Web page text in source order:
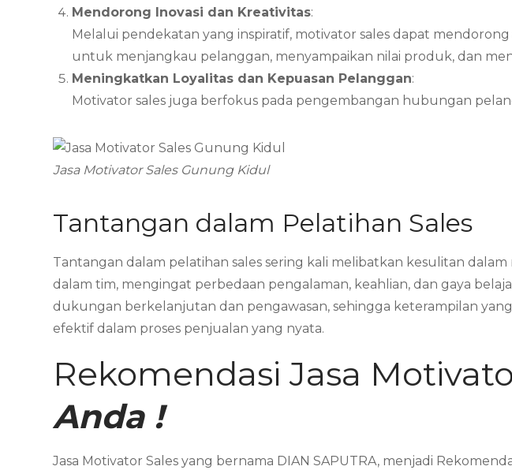
Mendorong Inovasi dan Kreativitas:
Melalui pendekatan yang inspiratif, motivator sales dapat
untuk menjangkau pelanggan, menyampaikan nilai produk, dan
Meningkatkan Loyalitas dan Kepuasan Pelanggan:
Motivator sales juga berfokus pada pengembangan hubungan
Jasa Motivator Sales Gunung Kidul
Tantangan dalam Pelatihan Sales
Tantangan dalam pelatihan sales sering kali melibatkan kesulitan
dalam tim, mengingat perbedaan pengalaman, keahlian, dan gaya
dukungan berkelanjutan dan pengawasan, sehingga keterampilan
efektif dalam proses penjualan yang nyata.
Rekomendasi Jasa
Anda !
Jasa Motivator Sales yang bernama DIAN SAPUTRA, menjadi